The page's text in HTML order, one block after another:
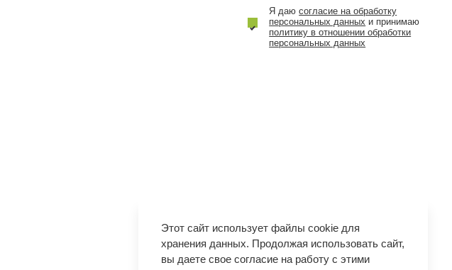
Я даюсогласие на обработку
персональных данных и принимаю
политику в отношении обработки
персональных данных
Этот сайт использует файлы cookie для
хранения данных. Продолжая использовать сайт,
вы даете свое согласие на работу с этими